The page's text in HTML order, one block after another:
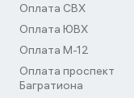
Оплата СВХ
Оплата ЮВХ
Оплата М-12
Оплата проспект
Багратиона